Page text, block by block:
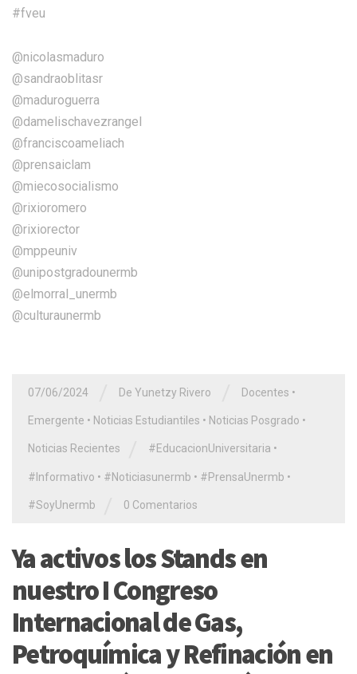
#fveu
@nicolasmaduro
@sandraoblitasr
@maduroguerra
@damelischavezrangel
@franciscoameliach
@prensaiclam
@miecosocialismo
@rixioromero
@rixiorector
@mppeuniv
@unipostgradounermb
@elmorral_unermb
@culturaunermb
07/06/2024 De Yunetzy Rivero Docentes •
Emergente • Noticias Estudiantiles • Noticias Posgrado •
Noticias Recientes #EducacionUniversitaria •
#Informativo • #Noticiasunermb • #PrensaUnermb •
#SoyUnermb 0 Comentarios
Ya activos los Stands en
nuestro I Congreso
Internacional de Gas,
Petroquímica y Refinación en